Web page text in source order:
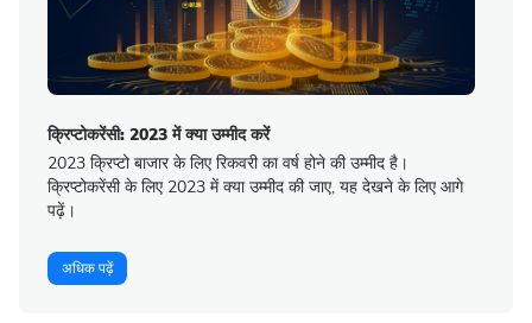
क्रिप्टोकरेंसी: 2023 में क्या उम्मीद करें
2023 क्रिप्टो बाजार के लिए रिकवरी का वर्ष होने की उम्मीद है।
क्रिप्टोकरेंसी के लिए 2023 में क्या उम्मीद की जाए, यह देखने के लिए आगे
पढ़ें।
अधिक पढ़ें